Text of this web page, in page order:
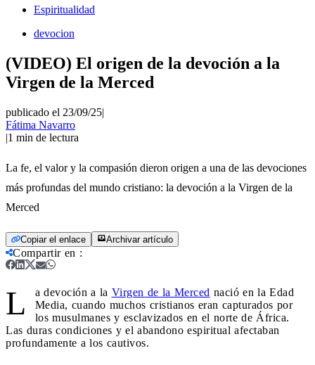
Espiritualidad
devocion
(VIDEO) El origen de la devoción a la
Virgen de la Merced
publicado el 23/09/25|
Fátima Navarro
|1 min de lectura
La fe, el valor y la compasión dieron origen a una de las devociones
más profundas del mundo cristiano: la devoción a la Virgen de la
Merced
Copiar el enlace Archivar artículo
Compartir en :
L a devoción a la Virgen de la Merced nació en la Edad
Media, cuando muchos cristianos eran capturados por
los musulmanes y esclavizados en el norte de África.
Las duras condiciones y el abandono espiritual afectaban
profundamente a los cautivos.